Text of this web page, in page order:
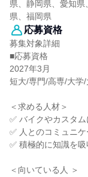
県、静岡県、愛知
県、福岡県
応募資格
募集対象詳細
■応募資格
2027年3月
短大/専門/高専/大学
＜求める人材＞
✅ バイクやカスタ
✅ 人とのコミュニ
✅ 積極的に知識を
＜向いている人 ＞